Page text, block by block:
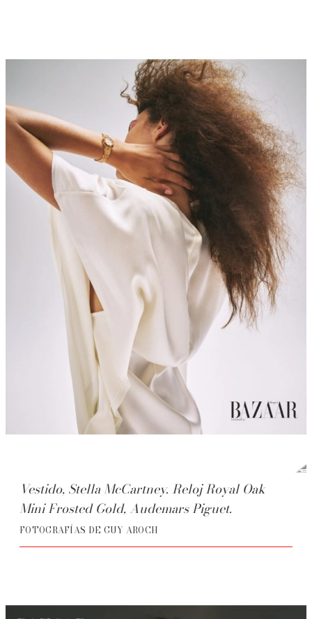
Vestido, Stella McCartney. Reloj Royal Oak
Mini Frosted Gold, Audemars Piguet.
FOTOGRAFÍAS DE GUY AROCH